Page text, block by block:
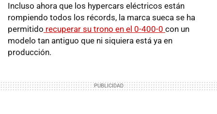
Incluso ahora que los hypercars eléctricos están
rompiendo todos los récords, la marca sueca se ha
permitido recuperar su trono en el 0-400-0 con un
modelo tan antiguo que ni siquiera está ya en
producción.